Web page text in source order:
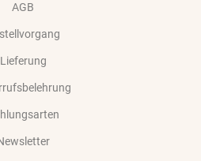
AGB
Lieferung